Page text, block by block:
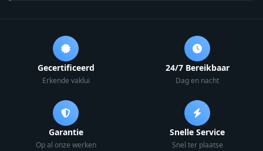
Gecertificeerd
Erkende vaklui
24/7 Bereikbaar
Dag en nacht
Garantie
Op al onze werken
Snelle Service
Snel ter plaatse